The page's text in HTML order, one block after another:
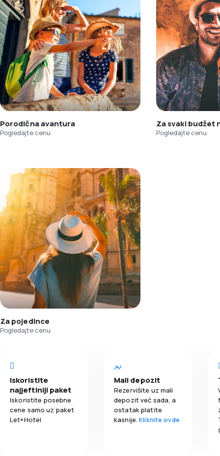
Porodična avantura
Pogledajte cenu
Za svaki budžet
Pogledajte cenu
Za pojedince
Pogledajte cenu
Iskoristite
najjeftiniji paket
Iskoristite posebne
cene samo uz paket
Let+Hotel
Mali depozit
Rezervišite uz mali
depozit već sada, a
ostatak platite
kasnije.Kliknite ovde